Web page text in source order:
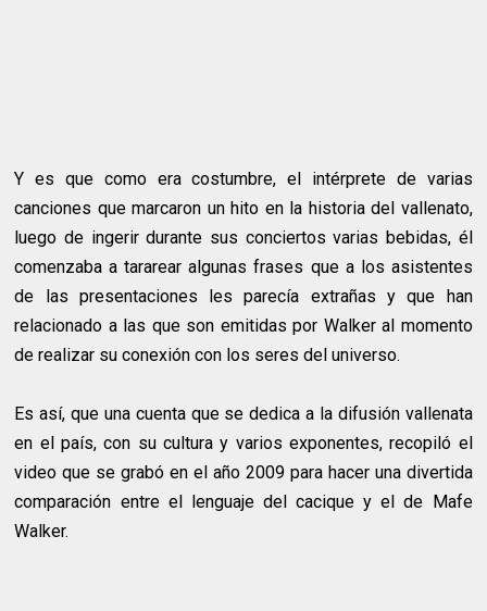
Y es que como era costumbre, el intérprete de varias
canciones que marcaron un hito en la historia del vallenato,
luego de ingerir durante sus conciertos varias bebidas, él
comenzaba a tararear algunas frases que a los asistentes
de las presentaciones les parecía extrañas y que han
relacionado a las que son emitidas por Walker al momento
de realizar su conexión con los seres del universo.
Es así, que una cuenta que se dedica a la difusión vallenata
en el país, con su cultura y varios exponentes, recopiló el
video que se grabó en el año 2009 para hacer una divertida
comparación entre el lenguaje del cacique y el de Mafe
Walker.